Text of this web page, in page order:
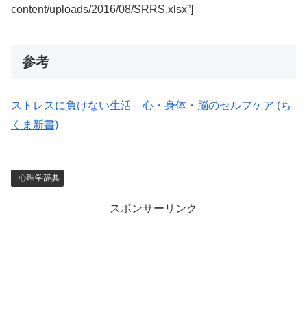
content/uploads/2016/08/SRRS.xlsx”]
参考
ストレスに負けない生活―心・身体・脳のセルフケア (ち
くま新書)
心理学辞典
スポンサーリンク